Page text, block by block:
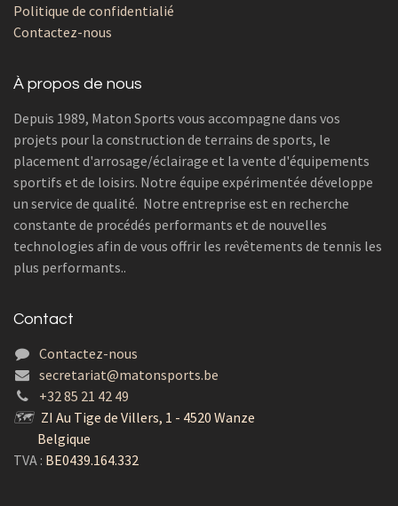
Politique de confidentialié
Contactez-nous
À propos de nous
Depuis 1989, Maton Sports vous accompagne dans vos
projets pour la construction de terrains de sports, le
placement d'arrosage/éclairage et la vente d'équipements
sportifs et de loisirs. Notre équipe expérimentée développe
un service de qualité. Notre entreprise est en recherche
constante de procédés performants et de nouvelles
technologies afin de vous offrir les revêtements de tennis les
plus performants..
Contact
Contactez-nous
secretariat@matonsports.be
+32 85 21 42 49
🗺 ZI Au Tige de Villers, 1 - 4520 Wanze
Belgique
TVA : BE0439.164.332